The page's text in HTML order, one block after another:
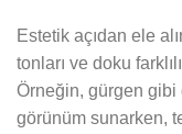
Estetik açıdan ele
tonları ve doku
Örneğin, gürgen gibi
görünüm sunarken,